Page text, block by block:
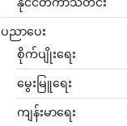
ပညာပေး
စိုက်ပျိုးရေး
မွေးမြူရေး
ကျန်းမာရေး